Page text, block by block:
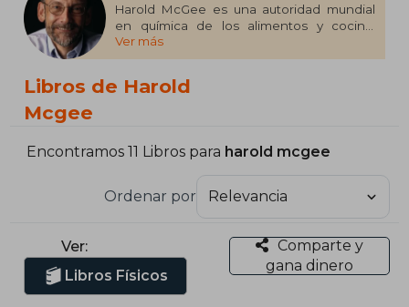
Harold McGee es una autoridad mundial
en química de los alimentos y cocina.
Estudió Ciencia y Literatura en el Instituto
Tecnológico de California y en la
buena cocina (2010) y La cocina y los
Ver más
Libros de Harold
Mcgee
Encontramos 11 Libros para harold mcgee
Ordenar por
Ver:
Libros Físicos
Comparte y
gana dinero